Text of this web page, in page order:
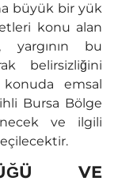
büyük bir yük
konu alan
yargının bu
belirsizliğini
konuda emsal
Bursa Bölge
ve ilgili
VE